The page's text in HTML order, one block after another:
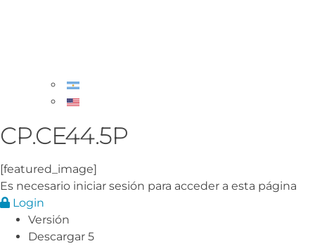
CP.CE44.5P
[featured_image]
Es necesario iniciar sesión para acceder a esta página
Login
Versión
Descargar 5